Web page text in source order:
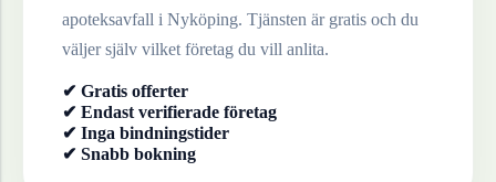
apoteksavfall i Nyköping. Tjänsten är gratis och du
väljer själv vilket företag du vill anlita.
✔ Gratis offerter
✔ Endast verifierade företag
✔ Inga bindningstider
✔ Snabb bokning